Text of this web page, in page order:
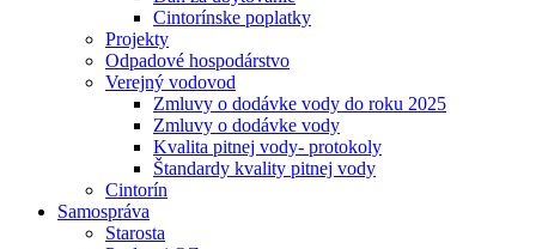
Cintorínske poplatky
Projekty
Odpadové hospodárstvo
Verejný vodovod
Zmluvy o dodávke vody do roku 2025
Zmluvy o dodávke vody
Kvalita pitnej vody- protokoly
Štandardy kvality pitnej vody
Cintorín
Samospráva
Starosta